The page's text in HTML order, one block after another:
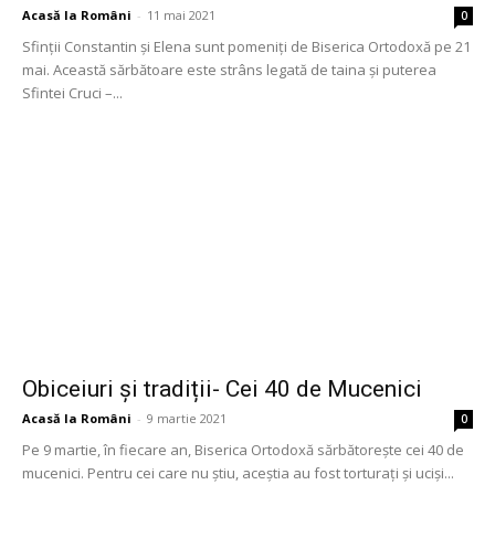
Acasă la Români - 11 mai 2021 0
Sfinții Constantin și Elena sunt pomeniți de Biserica Ortodoxă pe 21
mai. Această sărbătoare este strâns legată de taina și puterea
Sfintei Cruci –...
Obiceiuri și tradiții- Cei 40 de Mucenici
Acasă la Români - 9 martie 2021 0
Pe 9 martie, în fiecare an, Biserica Ortodoxă sărbătorește cei 40 de
mucenici. Pentru cei care nu știu, aceștia au fost torturați și uciși...